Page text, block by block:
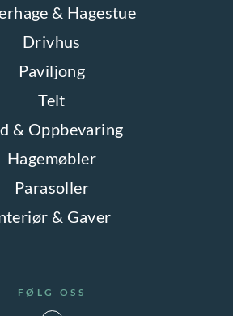
& Hagestue
Drivhus
Paviljong
Telt
& Oppbevaring
Hagemøbler
Parasoller
& Gaver
FØLG OSS